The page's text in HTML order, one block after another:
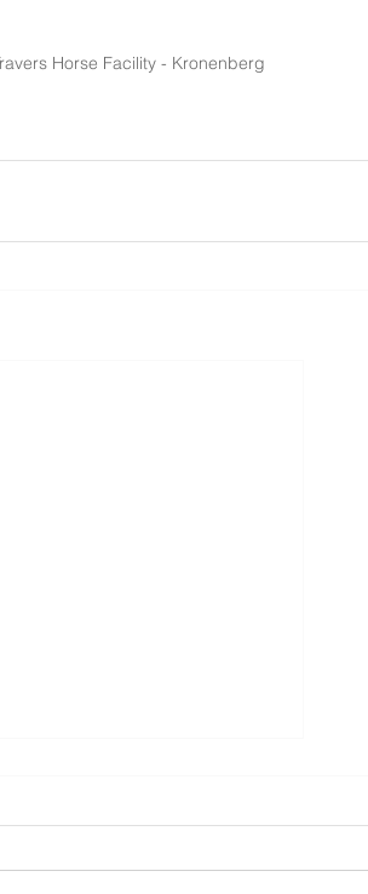
Horse Facility - Kronenberg